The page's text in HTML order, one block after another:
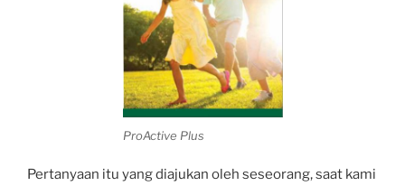
ProActive Plus
Pertanyaan itu yang diajukan oleh seseorang, saat kami